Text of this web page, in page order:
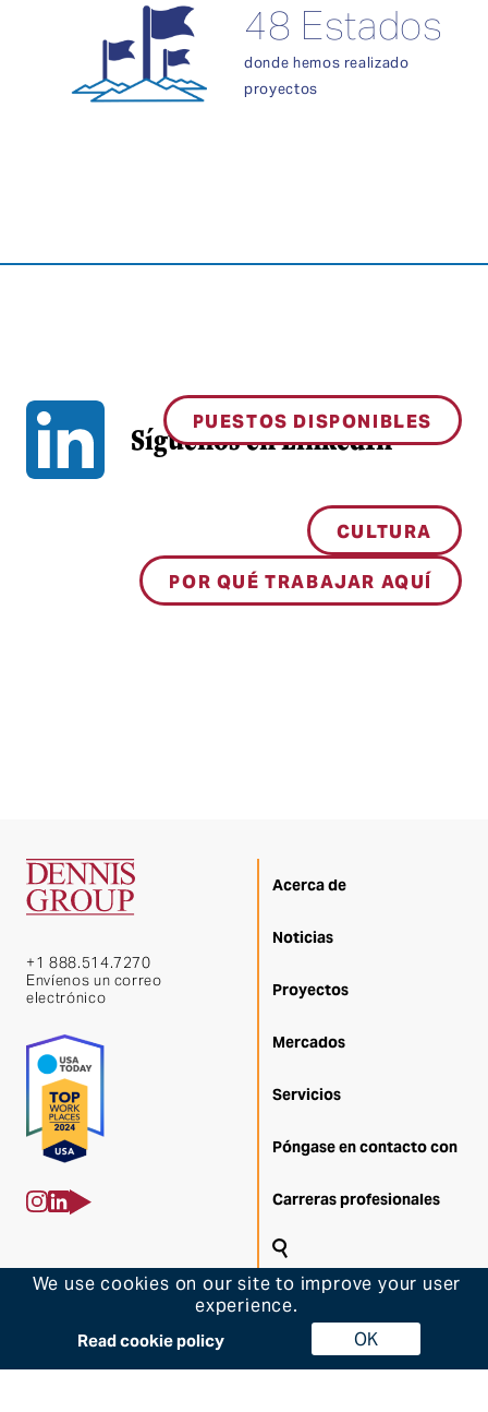
We use cookies on our site to improve your user
experience.
Read cookie policy OK
PUESTOS DISPONIBLES
48 Estados
donde hemos realizado
proyectos
Síguenos en LinkedIn
CULTURA
POR QUÉ TRABAJAR AQUÍ
+1 888.514.7270
Envíenos un correo
electrónico
Acerca de
Noticias
Proyectos
Mercados
Servicios
Póngase en contacto con
Carreras profesionales
Buscar en
Volver arriba